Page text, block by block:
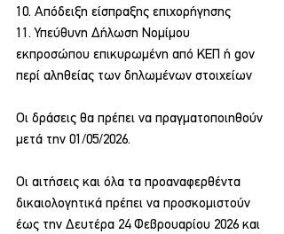
10. Απόδειξη είσπραξης επιχορήγησης
11. Υπεύθυνη Δήλωση Νομίμου
εκπροσώπου επικυρωμένη από ΚΕΠ ή gov
περί αληθείας των δηλωμένων στοιχείων
Οι δράσεις θα πρέπει να πραγματοποιηθούν
μετά την 01/05/2026.
Οι αιτήσεις και όλα τα προαναφερθέντα
δικαιολογητικά πρέπει να προσκομιστούν
έως την Δευτέρα 24 Φεβρουαρίου 2026 και